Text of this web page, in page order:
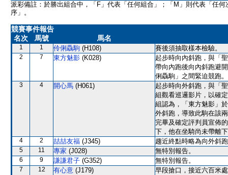
派彩備註：於勝出組合中，「F」代表「任何組合」；「M」則代表「任何
序」。
競賽事件報告
名次
馬號 馬名
1 1 伶俐驫駒 (H108) 賽後須抽取樣本檢驗。
2 7 東方魅影 (K028)
起步時向內斜跑，與「
帶向內跑後向內斜跑避
俐驫駒」之間緊迫競跑
3 4 開心馬 (H061)
起步時向外斜跑，與「
組觀看巡邏影片，以確
組認為，「東方魅影」
外斜跑，導致此駒在該
完畢及確定評判員宣佈
下，他在坐騎尚未帶離
4 2 喆喆友福 (J345) 趨近終點時略為向外斜
5 11 專家 (J028) 無特別報告。
6 9 謙謙君子 (G352) 無特別報告。
7 12 有心意 (J179)
早段搶口，接近六百米